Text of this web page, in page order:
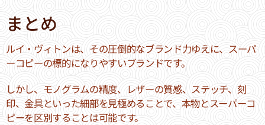
まとめ
ルイ・ヴィトンは、その圧倒的なブランド力ゆえに、スーパ
ーコピーの標的になりやすいブランドです。
しかし、モノグラムの精度、レザーの質感、ステッチ、刻
印、金具といった細部を見極めることで、本物とスーパーコ
ピーを区別することは可能です。